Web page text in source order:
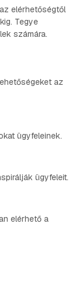
elérhetőségtől
Tegye
számára.
az
ügyfeleinek.
ügyfeleit.
elérhető a